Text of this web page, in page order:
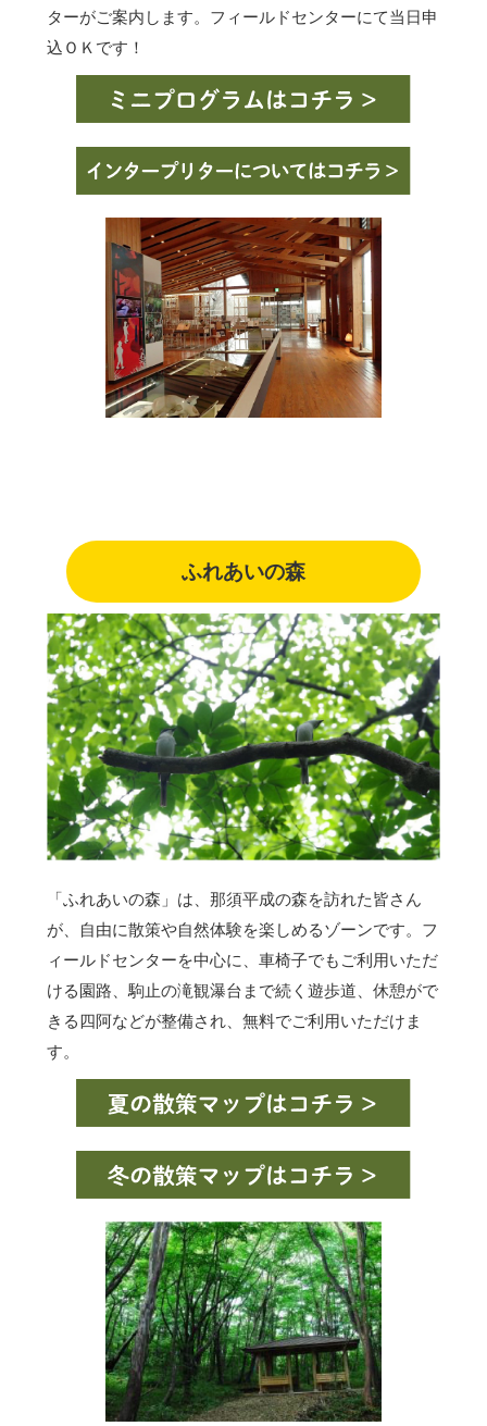
ターがご案内します。フィールドセンターにて当日申
込ＯＫです！
ふれあいの森
「ふれあいの森」は、那須平成の森を訪れた皆さん
が、自由に散策や自然体験を楽しめるゾーンです。フ
ィールドセンターを中心に、車椅子でもご利用いただ
ける園路、駒止の滝観瀑台まで続く遊歩道、休憩がで
きる四阿などが整備され、無料でご利用いただけま
す。